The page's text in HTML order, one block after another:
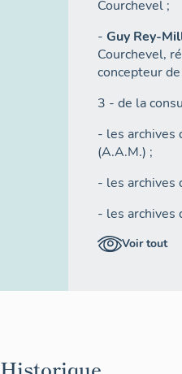
Courchevel ;
- Guy Rey-
Courchevel,
concepteur
3 - de la
- les archives
(A.A.M.) ;
- les archives
- les archives
La typologie
Voir tout